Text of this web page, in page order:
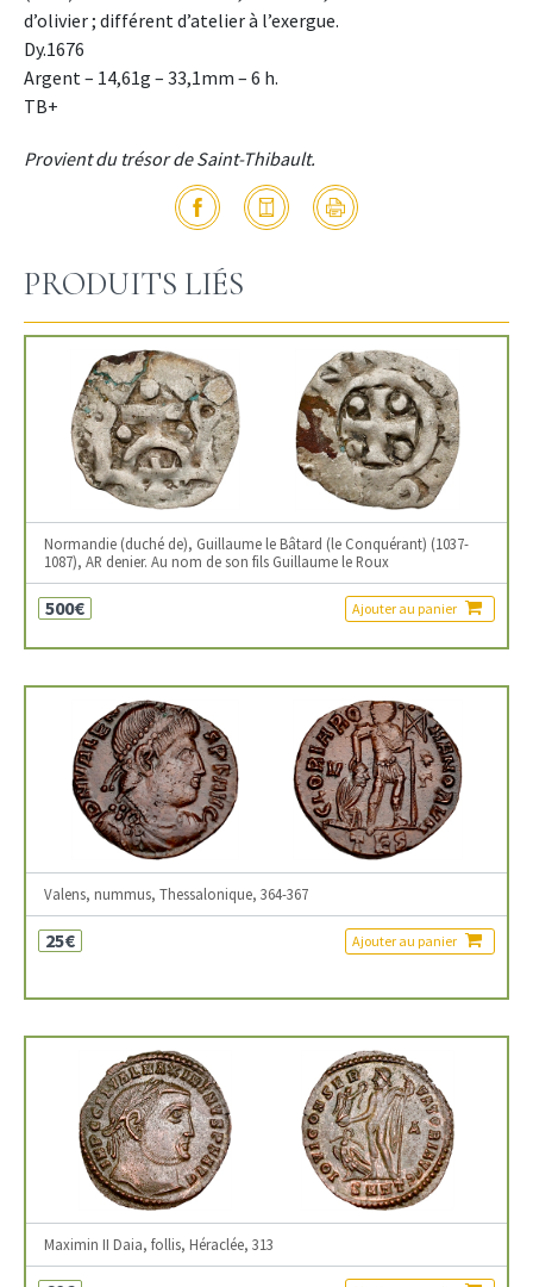
d’olivier ; différent d’atelier à l’exergue.
Dy.1676
Argent – 14,61g – 33,1mm – 6 h.
TB+
Provient du trésor de Saint-Thibault.
PRODUITS LIÉS
Normandie (duché de), Guillaume le Bâtard (le Conquérant) (1037-
1087), AR denier. Au nom de son fils Guillaume le Roux
500€ Ajouter au panier
Valens, nummus, Thessalonique, 364-367
25€ Ajouter au panier
Maximin II Daia, follis, Héraclée, 313